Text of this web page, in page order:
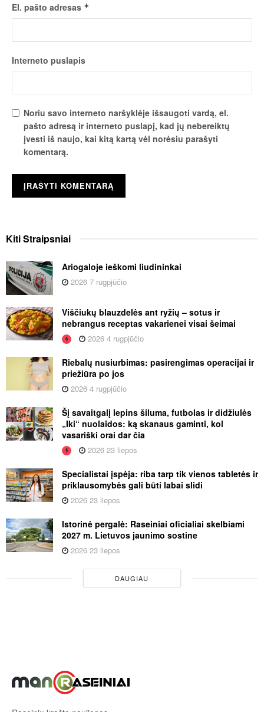
El. pašto adresas *
Interneto puslapis
Noriu savo interneto naršyklėje išsaugoti vardą, el.
pašto adresą ir interneto puslapį, kad jų nebereiktų
įvesti iš naujo, kai kitą kartą vėl norėsiu parašyti
komentarą.
KitiStraipsniai
Ariogaloje ieškomi liudininkai
2026 7 rugpjūčio
Viščiukų blauzdelės ant ryžių – sotus ir
nebrangus receptas vakarienei visai šeimai
2026 4 rugpjūčio
Riebalų nusiurbimas: pasirengimas operacijai ir
priežiūra po jos
2026 4 rugpjūčio
Šį savaitgalį lepins šiluma, futbolas ir didžiulės
„Iki“ nuolaidos: ką skanaus gaminti, kol
vasariški orai dar čia
2026 23 liepos
Specialistai įspėja: riba tarp tik vienos tabletės ir
priklausomybės gali būti labai slidi
2026 23 liepos
Istorinė pergalė: Raseiniai oficialiai skelbiami
2027 m. Lietuvos jaunimo sostine
2026 23 liepos
DAUGIAU